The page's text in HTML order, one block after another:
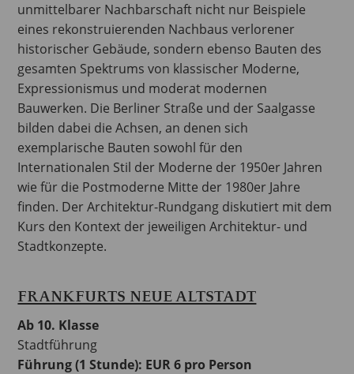
unmittelbarer Nachbarschaft nicht nur Beispiele
eines rekonstruierenden Nachbaus verlorener
historischer Gebäude, sondern ebenso Bauten des
gesamten Spektrums von klassischer Moderne,
Expressionismus und moderat modernen
Bauwerken. Die Berliner Straße und der Saalgasse
bilden dabei die Achsen, an denen sich
exemplarische Bauten sowohl für den
Internationalen Stil der Moderne der 1950er Jahren
wie für die Postmoderne Mitte der 1980er Jahre
finden. Der Architektur-Rundgang diskutiert mit dem
Kurs den Kontext der jeweiligen Architektur- und
Stadtkonzepte.
FRANKFURTS NEUE ALTSTADT
Ab 10. Klasse
Stadtführung
Führung (1 Stunde): EUR 6 pro Person